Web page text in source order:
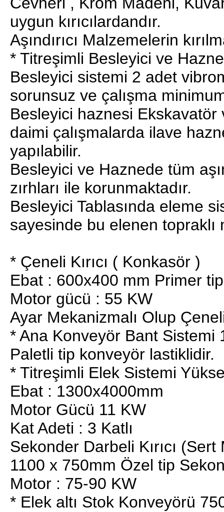
uygun kırıcılardandır.
Aşındırıcı Malzemelerin
* Titreşimli Besleyici ve
Besleyici sistemi 2 adet
sorunsuz ve çalışma
Besleyici haznesi
daimi çalışmalarda ilave
yapılabilir.
Besleyici ve Haznede tüm
zırhları ile korunmaktadır.
Besleyici Tablasında eleme
sayesinde bu elenen topraklı
* Çeneli Kırıcı ( Konkasör )
Ebat : 600x400 mm Primer tip
Motor gücü : 55 KW
Ayar Mekanizmalı Olup
* Ana Konveyör Bant Sistemi
Paletli tip konveyör lastiklidir.
* Titreşimli Elek Sistemi
Ebat : 1300x4000mm
Motor Gücü 11 KW
Kat Adeti : 3 Katlı
Sekonder Darbeli Kırıcı (Sert
1100 x 750mm Özel tip
Motor : 75-90 KW
* Elek altı Stok Konveyörü